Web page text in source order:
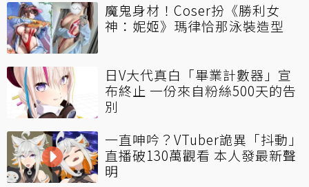
魔鬼身材！Coser扮《勝利女
神：妮姬》瑪律恰那泳裝造型
日V大代真白「畢業計數器」宣
布終止 一份來自粉絲500天的告
別
一直呻吟？VTuber詭異「抖動」
直播破130萬觀看 本人發最新聲
明